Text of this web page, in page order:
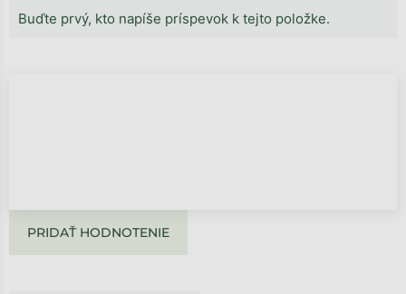
Buďte prvý, kto napíše príspevok k tejto položke.
PRIDAŤ HODNOTENIE